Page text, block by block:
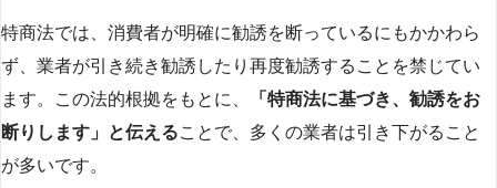
特商法では、消費者が明確に勧誘を断っているにもかかわら
ず、業者が引き続き勧誘したり再度勧誘することを禁じてい
ます。この法的根拠をもとに、
「特商法に基づき、勧誘をお
断りします」と伝えることで、多くの業者は引き下がること
が多いです​​。